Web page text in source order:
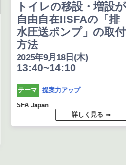
トイレの移設・増設が
自由自在!!SFAの「排
水圧送ポンプ」の取付
方法
2025年9月18日(木)
13:40~14:10
テーマ 提案力アップ
SFA Japan
詳しく見る